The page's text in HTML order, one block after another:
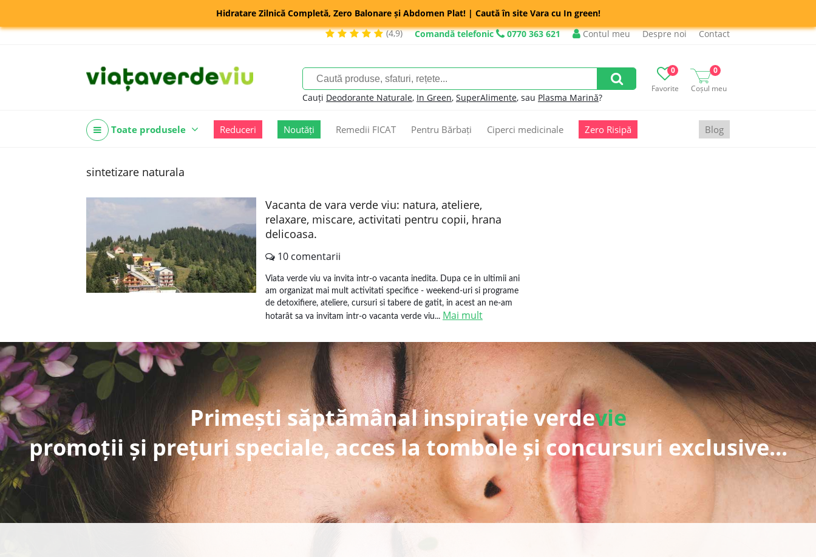
Hidratare Zilnică Completă, Zero Balonare și Abdomen Plat! | Caută în site Vara cu In green!
(4,9)
Comandă telefonic 0770 363 621 Contul meu Despre noi Contact
Favorite
0
Coșul meu
0
Cauți Deodorante Naturale, In Green, SuperAlimente, sau Plasma Marină?
Toate produsele Reduceri Noutăți Remedii FICAT Pentru Bărbați Ciperci medicinale Zero Risipă Blog
sintetizare naturala
Vacanta de vara verde viu: natura, ateliere,
relaxare, miscare, activitati pentru copii, hrana
delicoasa.
10 comentarii
Viata verde viu va invita intr-o vacanta inedita. Dupa ce in ultimii ani
am organizat mai mult activitati specifice - weekend-uri si programe
de detoxifiere, ateliere, cursuri si tabere de gatit, in acest an ne-am
hotarât sa va invitam intr-o vacanta verde viu... Mai mult
Primești săptămânal inspirație verdevie
promoții și prețuri speciale, acces la tombole și concursuri exclusive...